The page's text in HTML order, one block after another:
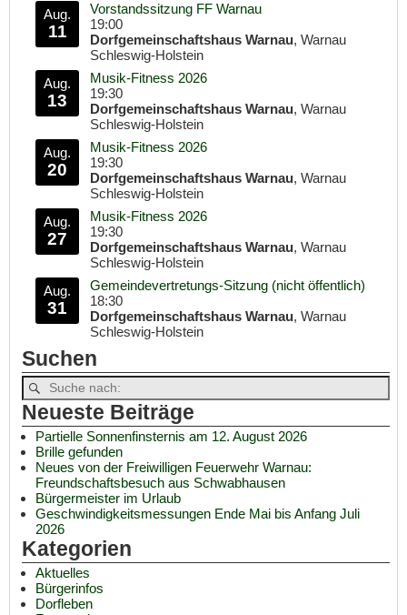
Aug.
11
Vorstandssitzung FF Warnau
19:00
Dorfgemeinschaftshaus Warnau, Warnau
Schleswig-Holstein
Aug.
13
Musik-Fitness 2026
19:30
Dorfgemeinschaftshaus Warnau, Warnau
Schleswig-Holstein
Aug.
20
Musik-Fitness 2026
19:30
Dorfgemeinschaftshaus Warnau, Warnau
Schleswig-Holstein
Aug.
27
Musik-Fitness 2026
19:30
Dorfgemeinschaftshaus Warnau, Warnau
Schleswig-Holstein
Aug.
31
Gemeindevertretungs-Sitzung (nicht öffentlich)
18:30
Dorfgemeinschaftshaus Warnau, Warnau
Schleswig-Holstein
Suchen
Neueste Beiträge
Partielle Sonnenfinsternis am 12. August 2026
Brille gefunden
Neues von der Freiwilligen Feuerwehr Warnau:
Freundschaftsbesuch aus Schwabhausen
Bürgermeister im Urlaub
Geschwindigkeitsmessungen Ende Mai bis Anfang Juli
2026
Kategorien
Aktuelles
Bürgerinfos
Dorfleben